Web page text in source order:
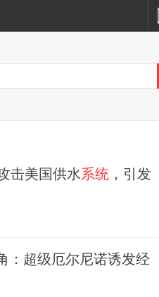
击美国供水系统 ，引发
：超级厄尔尼诺诱发经